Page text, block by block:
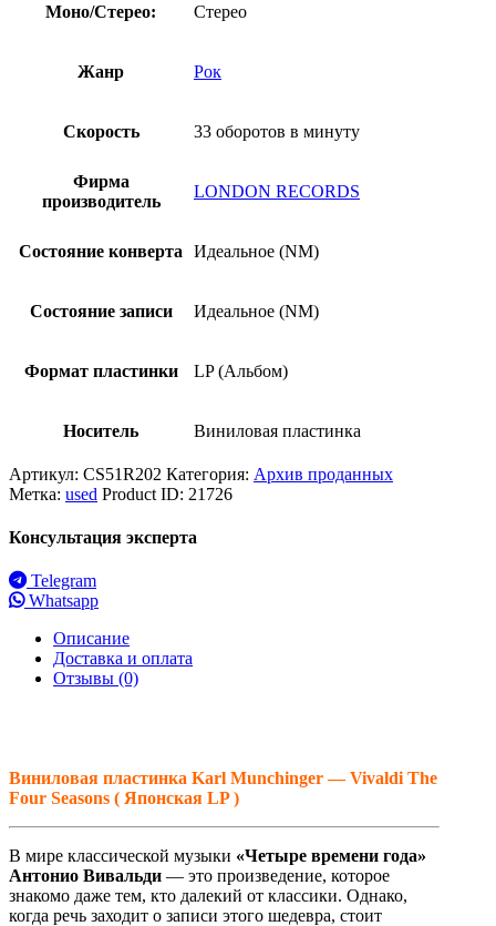
Моно/Стерео: Стерео
Жанр Рок
Скорость 33 оборотов в минуту
Фирма
производитель
LONDON RECORDS
Состояние конверта Идеальное (NM)
Состояние записи Идеальное (NM)
Формат пластинки LP (Альбом)
Носитель Виниловая пластинка
Артикул: CS51R202 Категория: Архив проданных
Метка: used Product ID: 21726
Консультация эксперта
Telegram
Whatsapp
Описание
Доставка и оплата
Отзывы (0)
Виниловая пластинка Karl Munchinger — Vivaldi The
Four Seasons ( Японская LP )
В мире классической музыки «Четыре времени года»
Антонио Вивальди — это произведение, которое
знакомо даже тем, кто далекий от классики. Однако,
когда речь заходит о записи этого шедевра, стоит